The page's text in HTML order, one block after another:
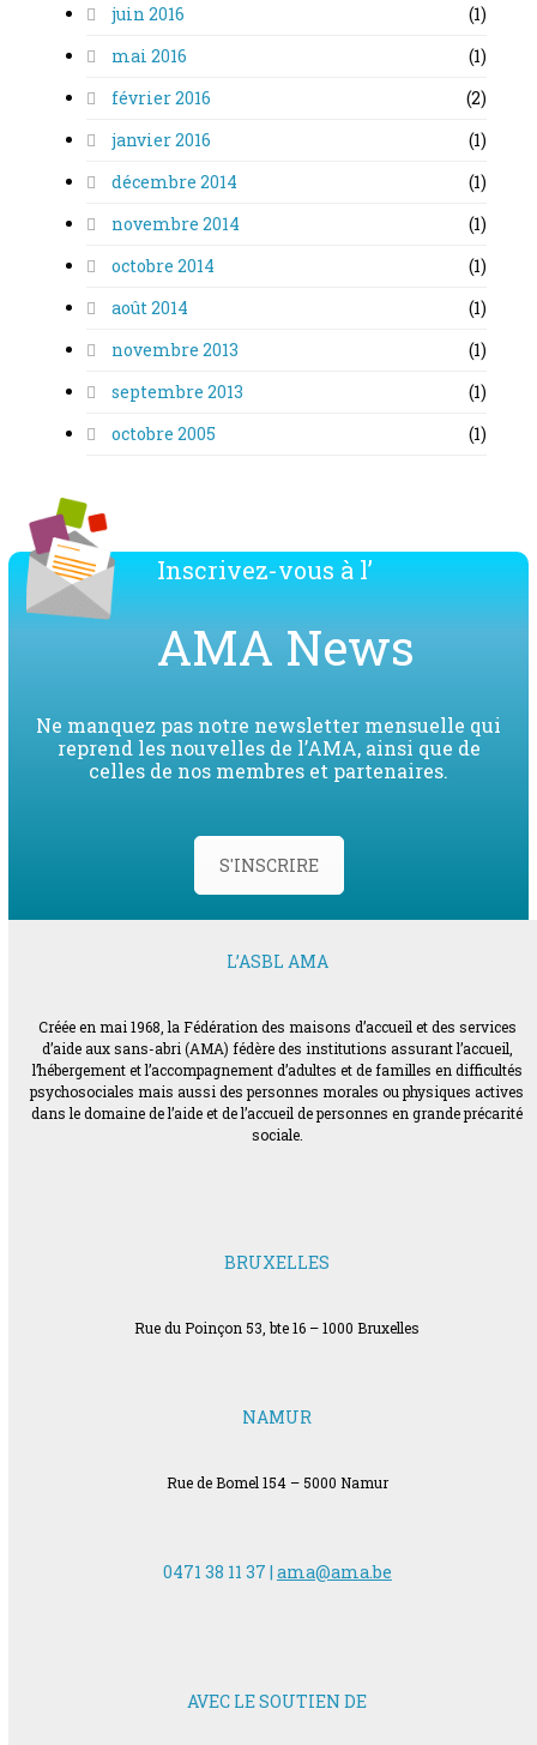
juin 2016
(1)
mai 2016
(1)
février 2016
(2)
janvier 2016
(1)
décembre 2014
(1)
novembre 2014
(1)
octobre 2014
(1)
août 2014
(1)
novembre 2013
(1)
septembre 2013
(1)
octobre 2005
(1)
Inscrivez-vous à l’
AMA News
Ne manquez pas notre newsletter mensuelle qui
reprend les nouvelles de l’AMA, ainsi que de
celles de nos membres et partenaires.
S'INSCRIRE
L’ASBL AMA
Créée en mai 1968, la Fédération des maisons d’accueil et des services
d’aide aux sans-abri (AMA) fédère des institutions assurant l’accueil,
l’hébergement et l’accompagnement d’adultes et de familles en difficultés
psychosociales mais aussi des personnes morales ou physiques actives
dans le domaine de l’aide et de l’accueil de personnes en grande précarité
sociale.
BRUXELLES
Rue du Poinçon 53, bte 16 – 1000 Bruxelles
NAMUR
Rue de Bomel 154 – 5000 Namur
0471 38 11 37 | ama@ama.be
AVEC LE SOUTIEN DE